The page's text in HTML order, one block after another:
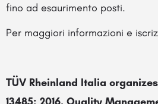
fino ad esaurimento posti.
Per maggiori informazioni e
TÜV Rheinland Italia